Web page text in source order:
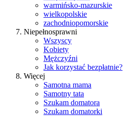
warmińsko-mazurskie
wielkopolskie
zachodniopomorskie
Niepełnosprawni
Wszyscy
Kobiety
Mężczyźni
Jak korzystać bezpłatnie?
Więcej
Samotna mama
Samotny tata
Szukam domatora
Szukam domatorki